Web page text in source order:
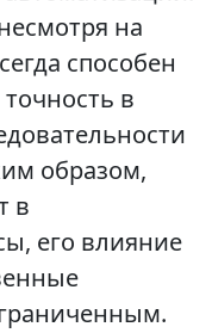
на
способен
в
образом,
в
его влияние